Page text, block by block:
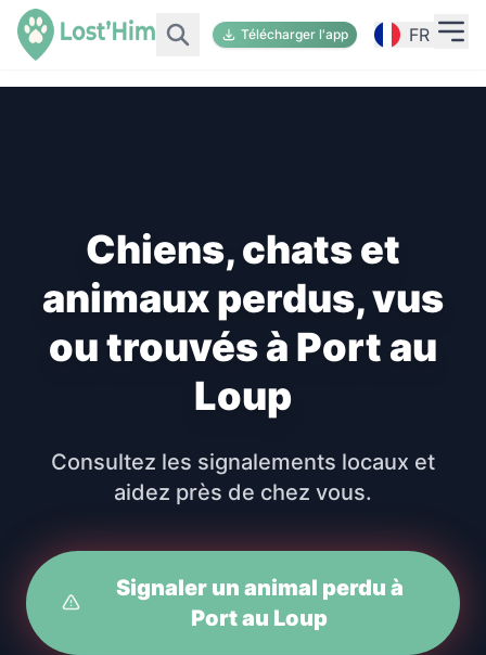
Télécharger l'app FR
Chiens, chats et
animaux perdus, vus
ou trouvés à Port au
Loup
Consultez les signalements locaux et
aidez près de chez vous.
Signaler un animal perdu à
Port au Loup